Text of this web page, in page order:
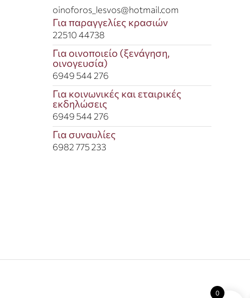
oinoforos_lesvos@hotmail.com​
Για παραγγελίες κρασιών
22510 44738​
Για οινοποιείο (ξενάγηση,
οινογευσία)​
6949 544 276
Για κοινωνικές και εταιρικές
εκδηλώσεις​
6949 544 276
Για συναυλίες​
6982 775 233​
0